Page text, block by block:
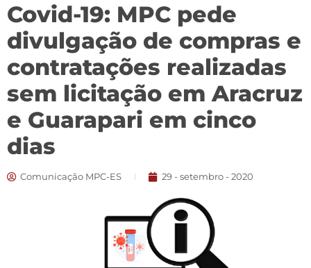
Covid-19: MPC pede
divulgação de compras e
contratações realizadas
sem licitação em Aracruz
e Guarapari em cinco
dias
Comunicação MPC-ES 29 - setembro - 2020